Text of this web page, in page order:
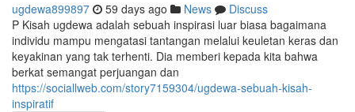
ugdewa899897 59 days ago News
Discuss
P Kisah ugdewa adalah sebuah inspirasi luar biasa bagaimana
individu mampu mengatasi tantangan melalui keuletan keras dan
keyakinan yang tak terhenti. Dia memberi kepada kita bahwa
berkat semangat perjuangan dan
https://sociallweb.com/story7159304/ugdewa-sebuah-kisah-
inspiratif